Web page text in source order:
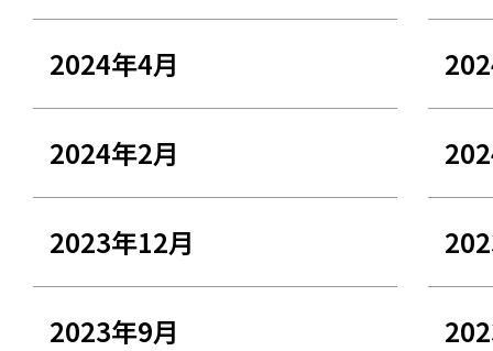
2024年4月
2024年2月
2023年12月
2023年9月